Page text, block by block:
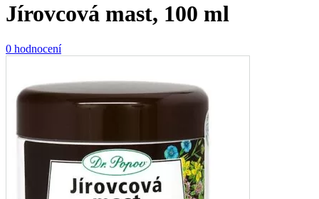
Jírovcová mast, 100 ml
0 hodnocení